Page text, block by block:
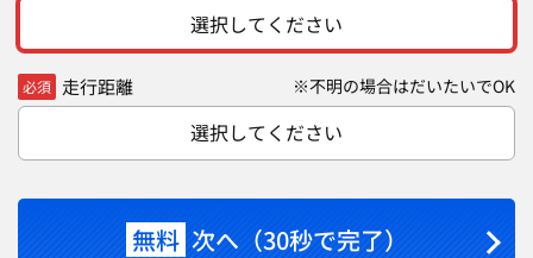
選択してください
必須 走行距離 ※不明の場合はだいたいでOK
選択してください
無料 次へ（30秒で完了）